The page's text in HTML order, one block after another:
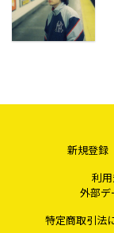
新規登録
利
外部デ
特定商取引法